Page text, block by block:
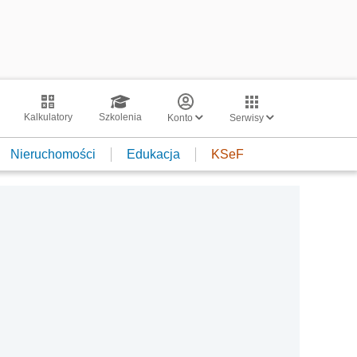
Kalkulatory Szkolenia Konto Serwisy
Nieruchomości Edukacja KSeF